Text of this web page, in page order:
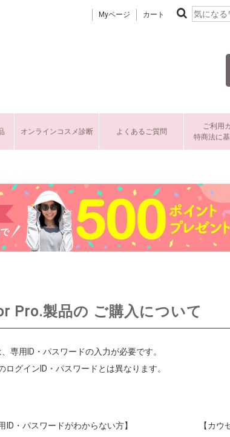
Myページ カート
オンラインコスメ診断 よくあるご質問
ご利用
特商法に
Pro.製品の ご購入について
専用ID・パスワードの入力が必要です。
グインID・パスワードとは異なります。
ID・パスワードがわからない方】 【カウ